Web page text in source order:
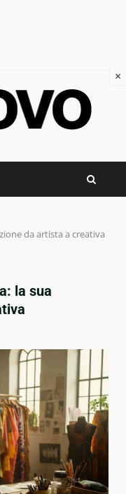
da artista a creativa
la sua
×